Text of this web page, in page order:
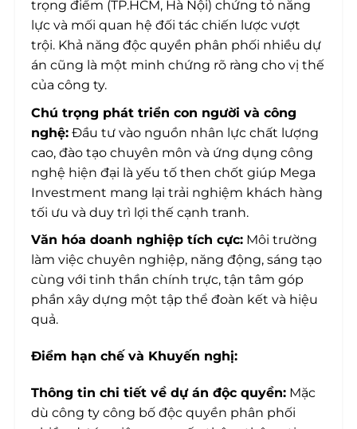
trọng điểm (TP.HCM, Hà Nội) chứng tỏ năng
lực và mối quan hệ đối tác chiến lược vượt
trội. Khả năng độc quyền phân phối nhiều dự
án cũng là một minh chứng rõ ràng cho vị thế
của công ty.
Chú trọng phát triển con người và công
nghệ: Đầu tư vào nguồn nhân lực chất lượng
cao, đào tạo chuyên môn và ứng dụng công
nghệ hiện đại là yếu tố then chốt giúp Mega
Investment mang lại trải nghiệm khách hàng
tối ưu và duy trì lợi thế cạnh tranh.
Văn hóa doanh nghiệp tích cực: Môi trường
làm việc chuyên nghiệp, năng động, sáng tạo
cùng với tinh thần chính trực, tận tâm góp
phần xây dựng một tập thể đoàn kết và hiệu
quả.
Điểm hạn chế và Khuyến nghị:
Thông tin chi tiết về dự án độc quyền: Mặc
dù công ty công bố độc quyền phân phối